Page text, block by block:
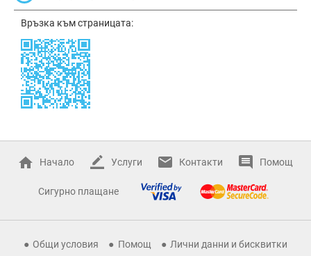
Връзка към страницата:
Начало Услуги Контакти Помощ
Сигурно плащане
Общи условия Помощ Лични данни и бисквитки